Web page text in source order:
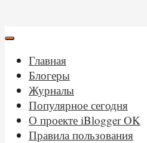
Главная
Блогеры
Журналы
Популярное сегодня
О проекте iBlogger OK
Правила пользования